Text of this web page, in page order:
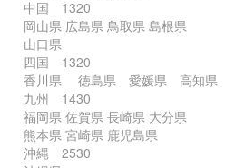
中国 1320
岡山県 広島県 鳥取県 島根県
山口県
四国 1320
香川県 徳島県 愛媛県 高知県
九州 1430
福岡県 佐賀県 長崎県 大分県
熊本県 宮崎県 鹿児島県
沖縄 2530